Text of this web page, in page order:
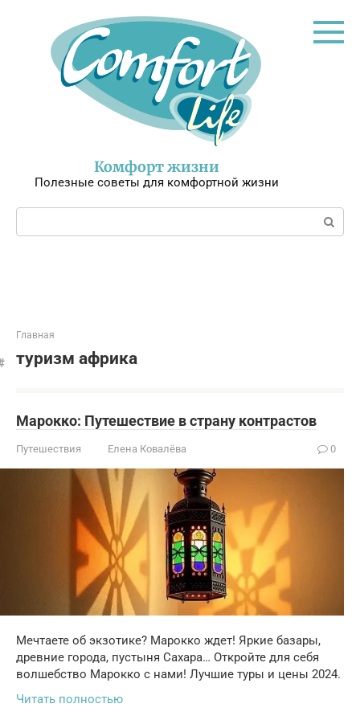
Комфорт жизни
Полезные советы для комфортной жизни
Поиск:
Главная
туризм африка
Марокко: Путешествие в страну контрастов
Путешествия Елена Ковалёва 0
Мечтаете об экзотике? Марокко ждет! Яркие базары,
древние города, пустыня Сахара… Откройте для себя
волшебство Марокко с нами! Лучшие туры и цены 2024.
Читать полностью